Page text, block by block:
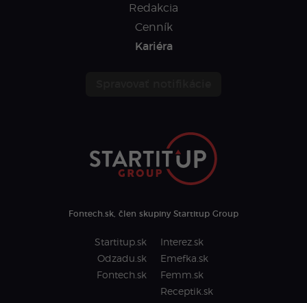
Redakcia
Cenník
Kariéra
Fontech.sk, člen skupiny Startitup Group
Startitup.sk
Odzadu.sk
Fontech.sk
Interez.sk
Emefka.sk
Femm.sk
Receptik.sk